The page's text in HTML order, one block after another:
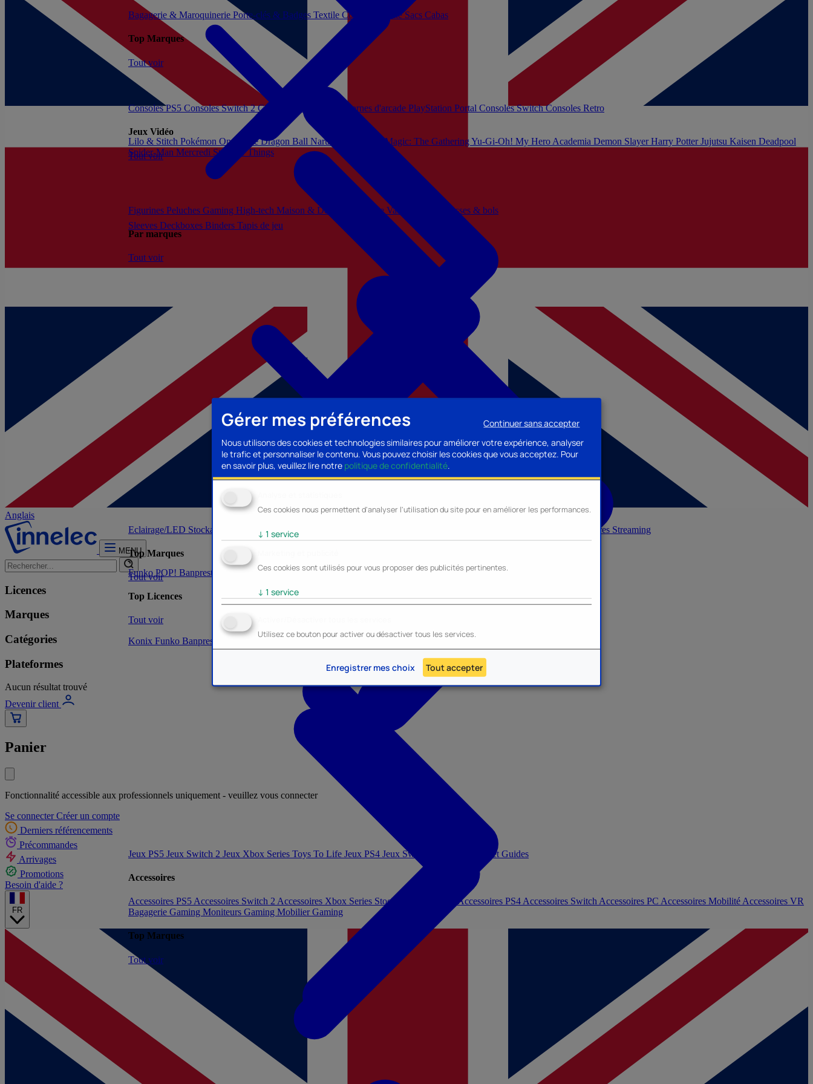
Gérer mes préférences
Nous utilisons des cookies et technologies similaires pour améliorer votre expérience, analyser
le trafic et personnaliser le contenu. Vous pouvez choisir les cookies que vous acceptez. Pour
en savoir plus, veuillez lire notre politique de confidentialité.
Ces cookies nous permettent d'analyser l'utilisation du site pour en améliorer les performances.
↓ 1 service
Ces cookies sont utilisés pour vous proposer des publicités pertinentes.
↓ 1 service
Utilisez ce bouton pour activer ou désactiver tous les services.
Continuer sans accepter
Enregistrer mes choix Tout accepter
Anglais
MENU
Licences
Marques
Catégories
Plateformes
Aucun résultat trouvé
Devenir client
Panier
Fonctionnalité accessible aux professionnels uniquement - veuillez vous connecter
Se connecter Créer un compte
Derniers référencements
Précommandes
Arrivages
Promotions
Besoin d'aide ?
FR
Figurines Peluches Gaming High-tech Maison & Décoration ModeVaisselle Mugs, tasses & bols
Par marques
Tout voir
Konix Funko Banpresto NOUVEAU - Heroes Inc.
Consoles PS5 Consoles Switch 2Consoles Xbox Series Bornes d'arcade PlayStation Portal Consoles SwitchConsoles Retro
Jeux Vidéo
Tout voir
Jeux PS5 Jeux Switch 2 Jeux Xbox Series Toys To Life Jeux PS4 Jeux Switch Livres et Guides
Accessoires
Accessoires PS5 Accessoires Switch 2 Accessoires Xbox Series Stockage et Mémoire Accessoires PS4 Accessoires Switch Accessoires PC Accessoires Mobilité Accessoires VR
Bagagerie Gaming Moniteurs Gaming Mobilier Gaming
Top Marques
Tout voir
Bagagerie & Maroquinerie Porte-clés & Badges Textile Cosplay BeautéSacs Cabas
Top Marques
Tout voir
Funko POP! Banpresto Plastoy StorLyoEnescoCerdaMighty Jaxx
Top Licences
Tout voir
Sleeves Deckboxes Binders Tapis de jeu
Eclairage/LED Stockage/Mémoire Accessoires PC Accessoires Streaming
Top Marques
Tout voir
Lilo & Stitch Pokémon One PieceDragon Ball Naruto Hello KittyMagic: The Gathering Yu-Gi-Oh! My Hero Academia Demon SlayerHarry PotterJujutsu Kaisen Deadpool
Spider-Man Mercredi Stranger Things